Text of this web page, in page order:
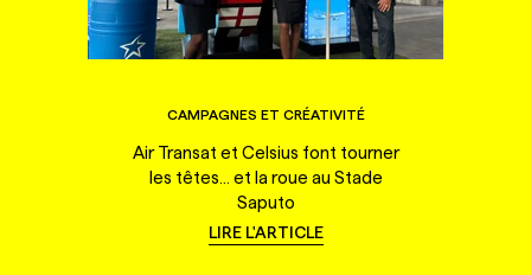
CAMPAGNES ET CRÉATIVITÉ
Air Transat et Celsius font tourner
les têtes... et la roue au Stade
Saputo
LIRE L'ARTICLE